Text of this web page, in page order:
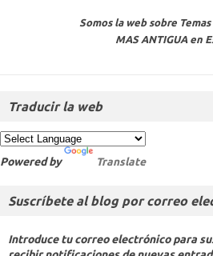
Somos la web sobre
MAS ANTIGUA en
Traducir la web
Powered by Translate
Suscríbete al blog por correo
Introduce tu correo electrónico para